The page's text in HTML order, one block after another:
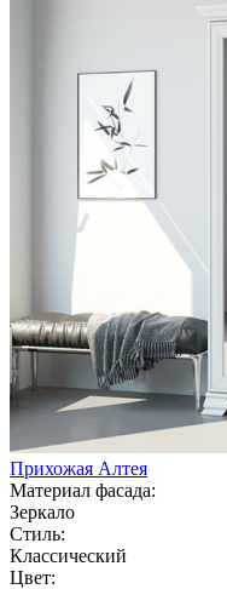
Прихожая Алтея
Материал фасада:
Зеркало
Стиль:
Классический
Цвет: